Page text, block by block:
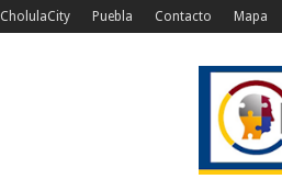
CholulaCity Puebla Contacto Mapa